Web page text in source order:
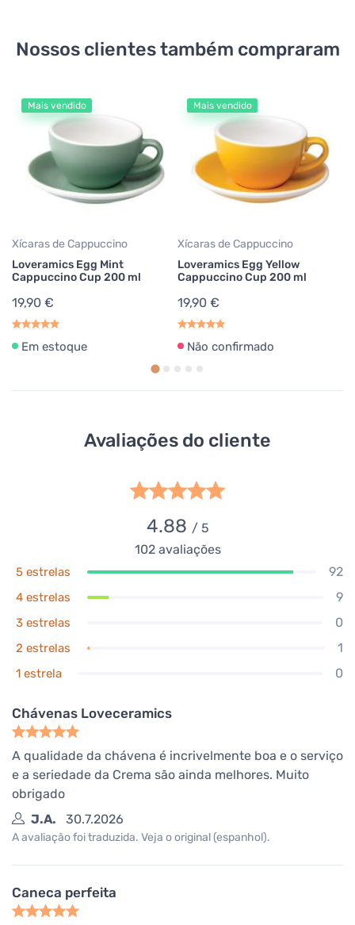
Nossos clientes também compraram
Mais vendido
Xícaras de Cappuccino
Loveramics Egg Mint
Cappuccino Cup 200 ml
19,90 €
Em estoque
Mais vendido
Xícaras de Cappuccino
Loveramics Egg Yellow
Cappuccino Cup 200 ml
19,90 €
Não confirmado
Avaliações do cliente
4.88 / 5
102avaliações
5 estrelas 92
4 estrelas 9
3 estrelas 0
2 estrelas 1
1 estrela 0
Chávenas Loveceramics
A qualidade da chávena é incrivelmente boa e o serviço
e a seriedade da Crema são ainda melhores. Muito
obrigado
J.A.
30.7.2026
A avaliação foi traduzida. Veja o original (espanhol).
Caneca perfeita